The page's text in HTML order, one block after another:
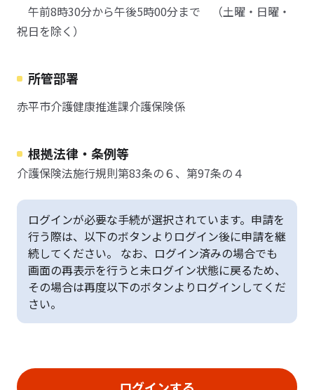
午前8時30分から午後5時00分まで （土曜・日曜・
祝日を除く）
所管部署
赤平市介護健康推進課介護保険係
根拠法律・条例等
介護保険法施行規則第83条の６、第97条の４
ログインが必要な手続が選択されています。申請を
行う際は、以下のボタンよりログイン後に申請を継
続してください。 なお、ログイン済みの場合でも
画面の再表示を行うと未ログイン状態に戻るため、
その場合は再度以下のボタンよりログインしてくだ
さい。